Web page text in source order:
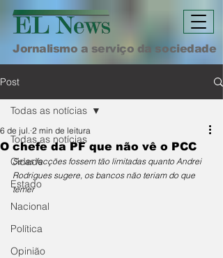
Jornalismo a serviço da sociedade
Post
Todas as notícias
Cidade
Estado
Nacional
Política
Opinião
Todas as notícias
O chefe da PF que não vê o PCC
6 de jul. 2 min de leitura
Se as facções fossem tão limitadas quanto Andrei
Rodrigues sugere, os bancos não teriam do que
temer